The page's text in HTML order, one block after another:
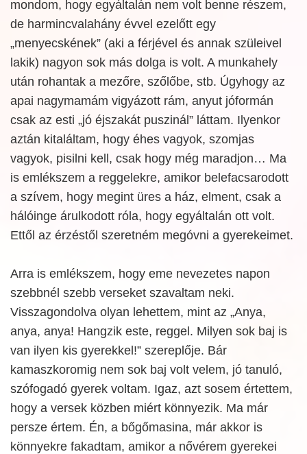
mondom, hogy egyáltalán nem volt benne részem,
de harmincvalahány évvel ezelőtt egy
„menyecskének” (aki a férjével és annak szüleivel
lakik) nagyon sok más dolga is volt. A munkahely
után rohantak a mezőre, szőlőbe, stb. Úgyhogy az
apai nagymamám vigyázott rám, anyut jóformán
csak az esti „jó éjszakát puszinál” láttam. Ilyenkor
aztán kitaláltam, hogy éhes vagyok, szomjas
vagyok, pisilni kell, csak hogy még maradjon… Ma
is emlékszem a reggelekre, amikor belefacsarodott
a szívem, hogy megint üres a ház, elment, csak a
hálóinge árulkodott róla, hogy egyáltalán ott volt.
Ettől az érzéstől szeretném megóvni a gyerekeimet.
Arra is emlékszem, hogy eme nevezetes napon
szebbnél szebb verseket szavaltam neki.
Visszagondolva olyan lehettem, mint az „Anya,
anya, anya! Hangzik este, reggel. Milyen sok baj is
van ilyen kis gyerekkel!” szereplője. Bár
kamaszkoromig nem sok baj volt velem, jó tanuló,
szófogadó gyerek voltam. Igaz, azt sosem értettem,
hogy a versek közben miért könnyezik. Ma már
persze értem. Én, a bőgőmasina, már akkor is
könnyekre fakadtam, amikor a nővérem gyerekei